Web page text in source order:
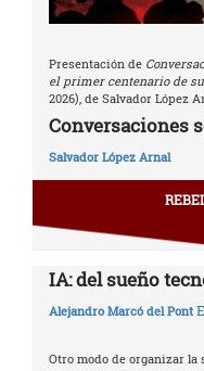
Presentación de
el primer centenario de
2026), de Salvador López
Conversaciones
Salvador López Arnal
IA: del sueño
Alejandro Marcó del Pont
Otro modo de organizar la